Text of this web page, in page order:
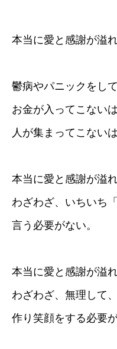
本当に愛と感謝が溢
鬱病やパニックをし
お金が入ってこない
人が集まってこない
本当に愛と感謝が溢
わざわざ、いちいち
言う必要がない。
本当に愛と感謝が溢
わざわざ、無理して
作り笑顔をする必要が